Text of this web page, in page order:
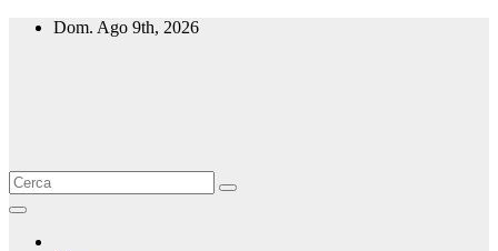
Salta
Dom. Ago 9th, 2026